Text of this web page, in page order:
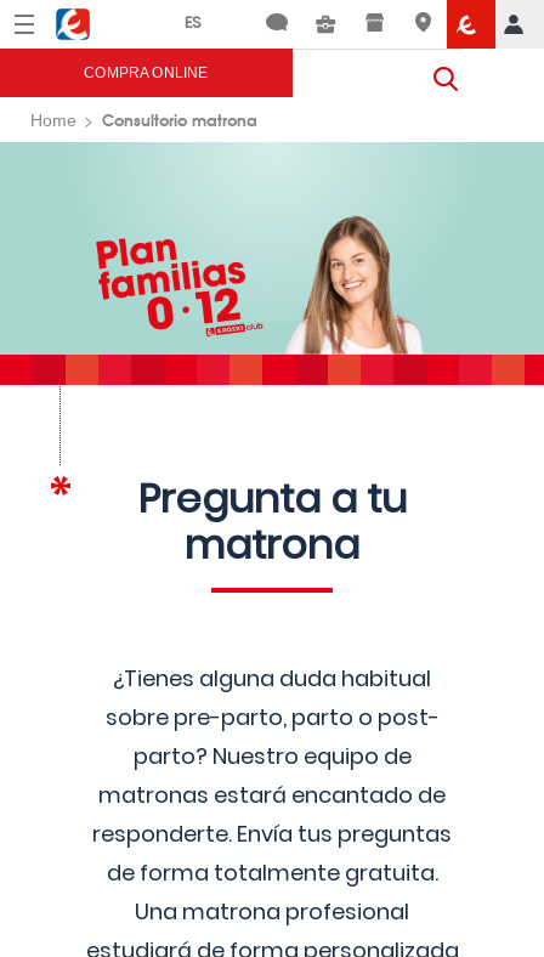
Menú Eroski
COMPRA ONLINE
Home Consultorio matrona
Pregunta a tu
matrona
¿Tienes alguna duda habitual
sobre pre-parto, parto o post-
parto? Nuestro equipo de
matronas estará encantado de
responderte. Envía tus preguntas
de forma totalmente gratuita.
Una matrona profesional
estudiará de forma personalizada